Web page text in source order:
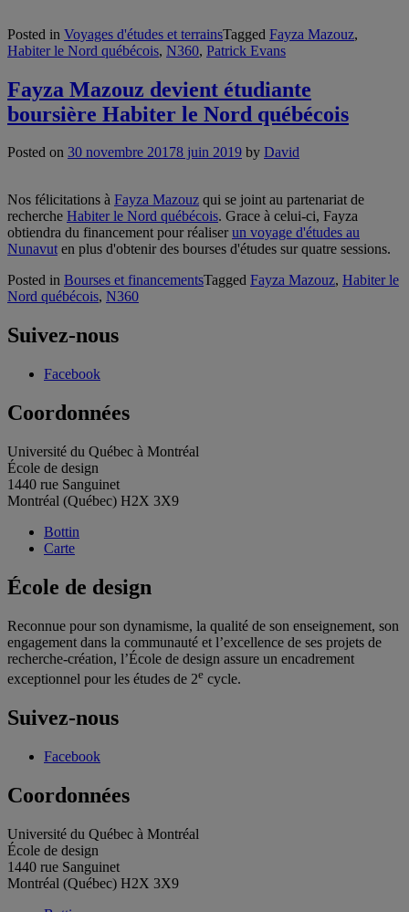
Posted in Voyages d'études et terrainsTagged Fayza Mazouz,
Habiter le Nord québécois, N360, Patrick Evans
Fayza Mazouz devient étudiante
boursière Habiter le Nord québécois
Posted on 30 novembre 20178 juin 2019 by David
Nos félicitations à Fayza Mazouz qui se joint au partenariat de
recherche Habiter le Nord québécois. Grace à celui-ci, Fayza
obtiendra du financement pour réaliserun voyage d'études au
Nunavuten plus d'obtenir des bourses d'études sur quatre sessions.
Posted in Bourses et financementsTagged Fayza Mazouz, Habiter le
Nord québécois, N360
Suivez-nous
Facebook
Coordonnées
Université du Québec à Montréal
École de design
1440 rue Sanguinet
Montréal (Québec) H2X 3X9
Bottin
Carte
École de design
Reconnue pour son dynamisme, la qualité de son enseignement, son
engagement dans la communauté et l’excellence de ses projets de
recherche-création, l’École de design assure un encadrement
exceptionnel pour les études de 2e cycle.
Suivez-nous
Facebook
Coordonnées
Université du Québec à Montréal
École de design
1440 rue Sanguinet
Montréal (Québec) H2X 3X9